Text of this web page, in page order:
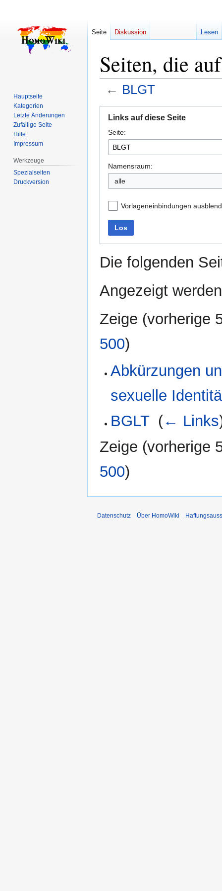
Seiten, die
← BLGT
Navigation
springen
Suche
springen
Links auf diese Seite
Seite:
Namensraum:
alle
Vorlageneinbindungen
Los
Die folgenden
Angezeigt
Zeige (vorherige
500)
Abkürzungen
sexuelle
BGLT‎ (← Links
Zeige (vorherige
500)
Seite Diskussion Lesen
Hauptseite
Kategorien
Letzte Änderungen
Zufällige Seite
Hilfe
Impressum
Werkzeuge
Spezialseiten
Druckversion
Datenschutz Über HomoWiki